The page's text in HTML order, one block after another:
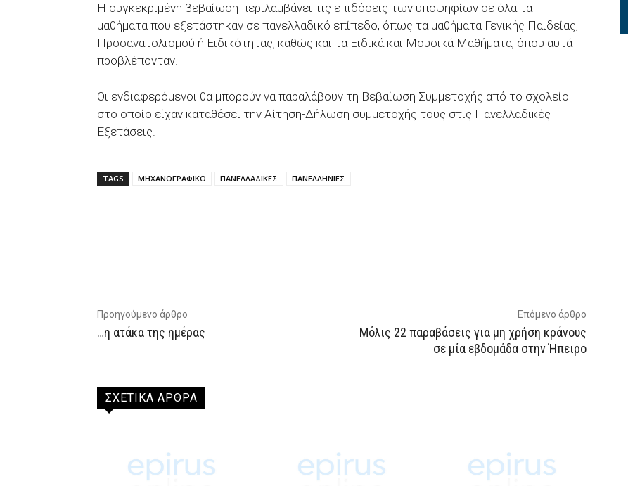
Η συγκεκριμένη βεβαίωση περιλαμβάνει τις επιδόσεις των υποψηφίων σε όλα τα
μαθήματα που εξετάστηκαν σε πανελλαδικό επίπεδο, όπως τα μαθήματα Γενικής Παιδείας,
Προσανατολισμού ή Ειδικότητας, καθώς και τα Ειδικά και Μουσικά Μαθήματα, όπου αυτά
προβλέπονταν.
Οι ενδιαφερόμενοι θα μπορούν να παραλάβουν τη Βεβαίωση Συμμετοχής από το σχολείο
στο οποίο είχαν καταθέσει την Αίτηση-Δήλωση συμμετοχής τους στις Πανελλαδικές
Εξετάσεις.
TAGS ΜΗΧΑΝΟΓΡΑΦΙΚΟ ΠΑΝΕΛΛΑΔΙΚΕΣ ΠΑΝΕΛΛΗΝΙΕΣ
Προηγούμενο άρθρο
…η ατάκα της ημέρας
Επόμενο άρθρο
Μόλις 22 παραβάσεις για μη χρήση κράνους
σε μία εβδομάδα στην Ήπειρο
ΣΧΕΤΙΚΑ ΑΡΘΡΑ